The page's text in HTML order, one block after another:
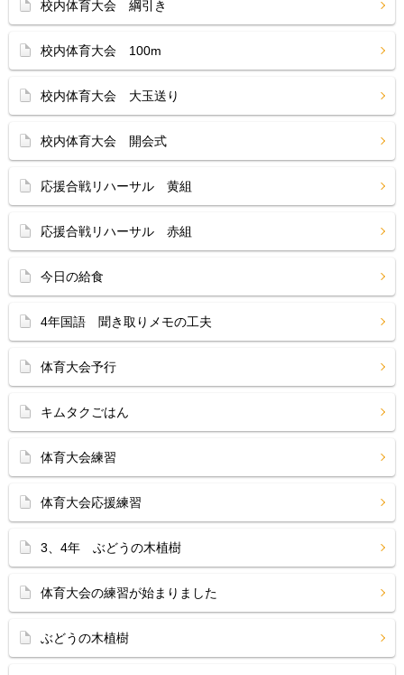
校内体育大会 綱引き
校内体育大会 100m
校内体育大会 大玉送り
校内体育大会 開会式
応援合戦リハーサル 黄組
応援合戦リハーサル 赤組
今日の給食
4年国語 聞き取りメモの工夫
体育大会予行
キムタクごはん
体育大会練習
体育大会応援練習
3、4年 ぶどうの木植樹
体育大会の練習が始まりました
ぶどうの木植樹